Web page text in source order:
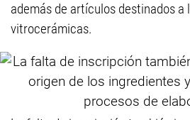
además de artículos destinados a
vitrocerámicas.